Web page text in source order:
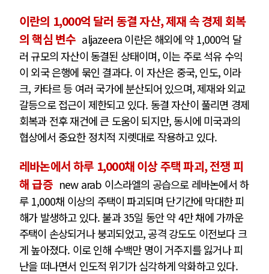
이란의 1,000억 달러 동결 자산, 제재 속 경제 회복
의 핵심 변수 aljazeera 이란은 해외에 약 1,000억 달
러 규모의 자산이 동결된 상태이며, 이는 주로 석유 수익
이 외국 은행에 묶인 결과다. 이 자산은 중국, 인도, 이라
크, 카타르 등 여러 국가에 분산되어 있으며, 제재와 외교
갈등으로 접근이 제한되고 있다. 동결 자산이 풀리면 경제
회복과 전후 재건에 큰 도움이 되지만, 동시에 미국과의
협상에서 중요한 정치적 지렛대로 작용하고 있다.
레바논에서 하루 1,000채 이상 주택 파괴, 전쟁 피
해 급증 new arab 이스라엘의 공습으로 레바논에서 하
루 1,000채 이상의 주택이 파괴되며 단기간에 막대한 피
해가 발생하고 있다. 불과 35일 동안 약 4만 채에 가까운
주택이 손상되거나 붕괴되었고, 공격 강도도 이전보다 크
게 높아졌다. 이로 인해 수백만 명이 거주지를 잃거나 피
난을 떠나면서 인도적 위기가 심각하게 악화하고 있다.